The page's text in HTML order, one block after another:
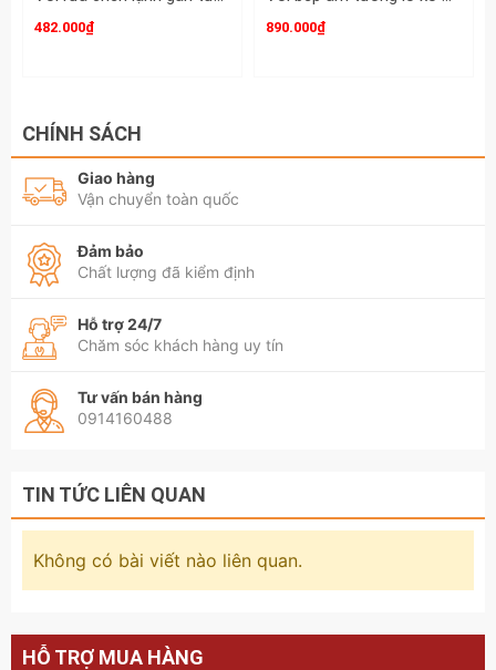
482.000₫ 890.000₫
CHÍNH SÁCH
Giao hàng
Vận chuyển toàn quốc
Đảm bảo
Chất lượng đã kiểm định
Hỗ trợ 24/7
Chăm sóc khách hàng uy tín
Tư vấn bán hàng
0914160488
TIN TỨC LIÊN QUAN
Không có bài viết nào liên quan.
HỖ TRỢ MUA HÀNG